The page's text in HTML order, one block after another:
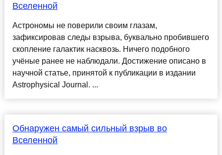
Вселенной
Астрономы не поверили своим глазам,
зафиксировав следы взрыва, буквально пробившего
скопление галактик насквозь. Ничего подобного
учёные ранее не наблюдали. Достижение описано в
научной статье, принятой к публикации в издании
Astrophysical Journal. ...
Обнаружен самый сильный взрыв во
Вселенной